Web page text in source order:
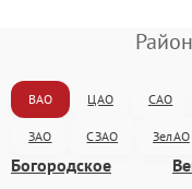
ВАО ЦАО САО
ЗАО СЗАО ЗелАО
Богородское